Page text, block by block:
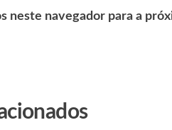
neste navegador para a